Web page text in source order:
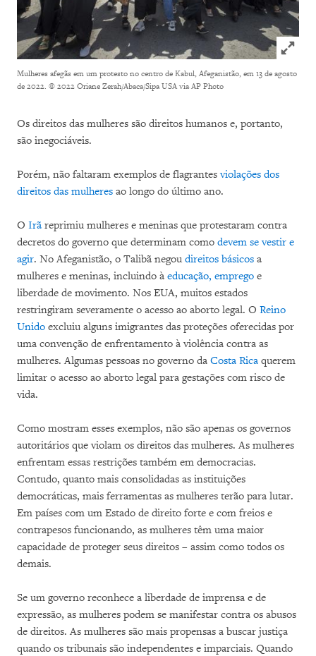
Click to
Mulheres afegãs em um protesto no centro de Kabul, Afeganistão, em 13 de agosto
de 2022. © 2022 Oriane Zerah/Abaca/Sipa USA via AP Photo
Os direitos das mulheres são direitos humanos e, portanto,
são inegociáveis.
Porém, não faltaram exemplos de flagrantesviolações dos
direitos das mulheres ao longo do último ano.
O Irã reprimiu mulheres e meninas que protestaram contra
decretos do governo que determinam como devem se vestir e
agir. No Afeganistão, o Talibã negou direitos básicos a
mulheres e meninas, incluindo à educação, emprego e
liberdade de movimento. Nos EUA, muitos estados
restringiram severamente o acesso ao aborto legal. O Reino
Unido excluiu alguns imigrantes das proteções oferecidas por
uma convenção de enfrentamento à violência contra as
mulheres. Algumas pessoas no governo da Costa Rica querem
limitar o acesso ao aborto legal para gestações com risco de
vida.
Como mostram esses exemplos, não são apenas os governos
autoritários que violam os direitos das mulheres. As mulheres
enfrentam essas restrições também em democracias.
Contudo, quanto mais consolidadas as instituições
democráticas, mais ferramentas as mulheres terão para lutar.
Em países com um Estado de direito forte e com freios e
contrapesos funcionando, as mulheres têm uma maior
capacidade de proteger seus direitos – assim como todos os
demais.
Se um governo reconhece a liberdade de imprensa e de
expressão, as mulheres podem se manifestar contra os abusos
de direitos. As mulheres são mais propensas a buscar justiça
quando os tribunais são independentes e imparciais. Quando